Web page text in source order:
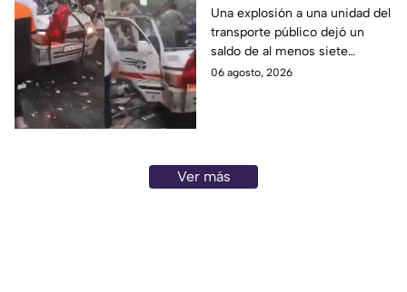
siete personas sin vida
Una explosión a una unidad del
transporte público dejó un
saldo de al menos siete
personas sin vida. Aquí todos
06 agosto, 2026
Ver más